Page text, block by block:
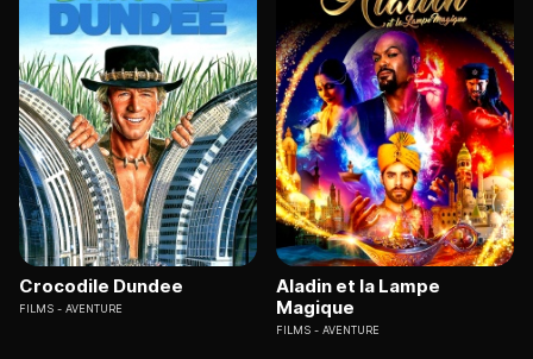
Crocodile Dundee
FILMS AVENTURE
Aladin et la Lampe
Magique
FILMS AVENTURE